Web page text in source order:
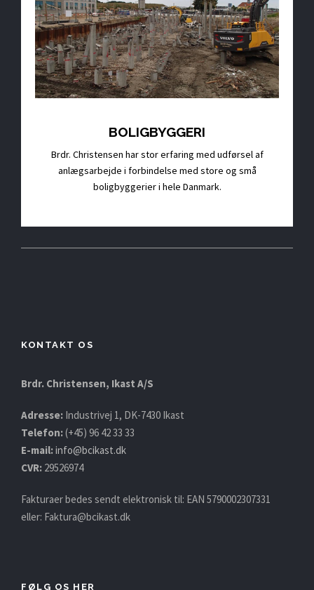
BOLIGBYGGERI
Brdr. Christensen har stor erfaring med udførsel af
anlægsarbejde i forbindelse med store og små
boligbyggerier i hele Danmark.
KONTAKT OS
Brdr. Christensen, Ikast A/S
Adresse: Industrivej 1, DK-7430 Ikast
Telefon:(+45) 96 42 33 33
E-mail:info@bcikast.dk
CVR: 29526974
Fakturaer bedes sendt elektronisk til: EAN 5790002307331
eller: Faktura@bcikast.dk
FØLG OS HER